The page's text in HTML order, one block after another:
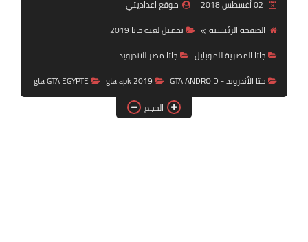
بلايستيشن PS2
موقع اعداديتي
الصفحة الرئيسية
تحميل لعبة جاتا 2019
جاتا المصرية للموبايل
جاتا مصر للاندرويد
جتا الأندرويد - GTA ANDROID
gta apk 2019
gta GTA EGYPTE
الحجم